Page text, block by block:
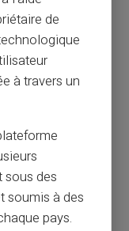
pré-pago?
quando
amigos e
lhe
lhe
ou
Neosurf ou
de
à travers un
sous des
soumis à des
pays.